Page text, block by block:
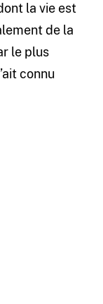
la vie est
de la
le plus
connu